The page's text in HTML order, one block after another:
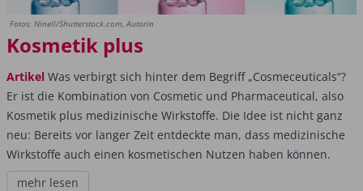
Fotos: Ninell/Shutterstock.com, Autorin
Kosmetik plus
Artikel Was verbirgt sich hinter dem Begriff „Cosmeceuticals“?
Er ist die Kombination von Cosmetic und Pharmaceutical, also
Kosmetik plus medizinische Wirkstoffe. Die Idee ist nicht ganz
neu: Bereits vor langer Zeit entdeckte man, dass medizinische
Wirkstoffe auch einen kosmetischen Nutzen haben können.
mehr lesen